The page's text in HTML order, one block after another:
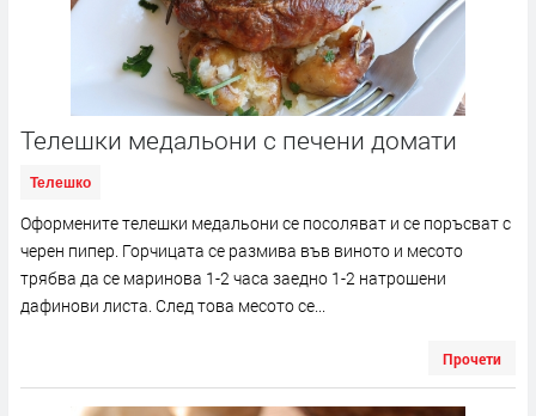
Телешки медальони с печени домати
Телешко
Оформените телешки медальони се посоляват и се поръсват с
черен пипер. Горчицата се размива във виното и месото
трябва да се маринова 1-2 часа заедно 1-2 натрошени
дафинови листа. След това месото се...
Прочети